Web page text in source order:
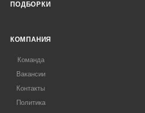
ПОДБОРКИ
КОМПАНИЯ
Команда
Вакансии
Контакты
Политика